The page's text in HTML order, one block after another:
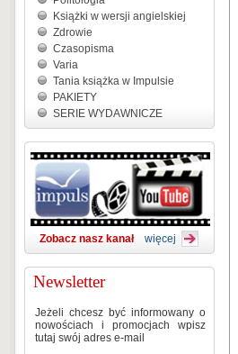
Książki w wersji angielskiej
Zdrowie
Czasopisma
Varia
Tania książka w Impulsie
PAKIETY
SERIE WYDAWNICZE
Zobacz nasz kanał więcej
Newsletter
Jeżeli chcesz być informowany o
nowościach i promocjach wpisz
tutaj swój adres e-mail